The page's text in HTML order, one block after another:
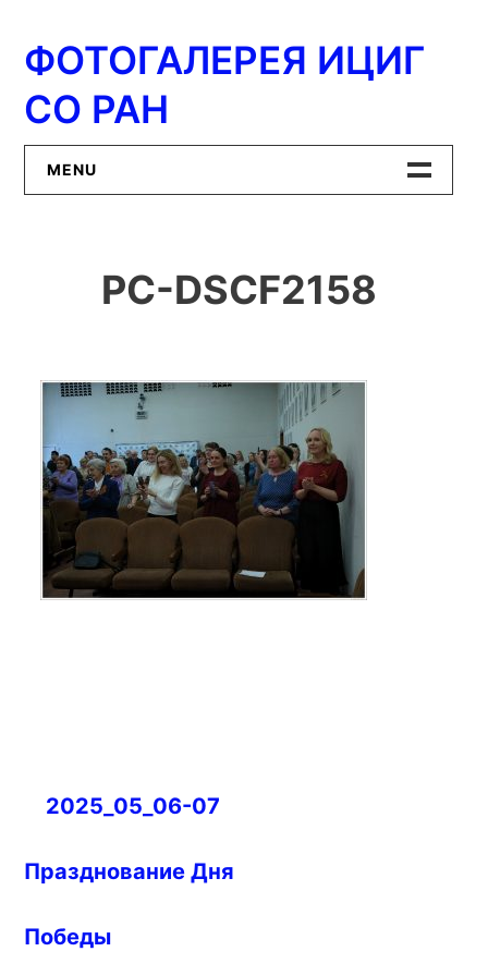
содержимому
ФОТОГАЛЕРЕЯ ИЦИГ
СО РАН
MENU
ИЦиГ СО РАН
PC-DSCF2158
Навигация
записям
2025_05_06-07
Празднование Дня
Победы